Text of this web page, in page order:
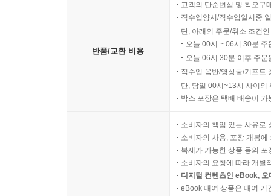
반품/교환 비용
고객의 단순변심 및 착오구
직수입양서/직수입일서중
단, 아래의 주문/취소 조건
오늘 00시 ~ 06시 30분
오늘 06시 30분 이후 주
직수입 음반/영상물/기프트
단, 당일 00시~13시 사이의
박스 포장은 택배 배송이
소비자의 책임 있는 사유로
소비자의 사용, 포장 개봉
복제가 가능한 상품 등의
소비자의 요청에 따라 개별
디지털 컨텐츠인 eBook,
eBook 대여 상품은 대여 기